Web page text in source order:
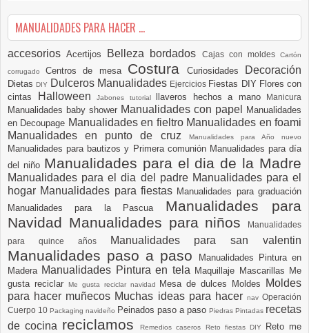
MANUALIDADES PARA HACER ...
accesoriosAcertijos Belleza bordados Cajas con moldesCartón
corrugadoCentros de mesa Costura Curiosidades Decoración
DietasDIY Dulceros Manualidades Ejercicios Fiestas DIY Flores con
cintas
Halloween Jabones tutorial llaveros hechos a mano Manicura
Manualidades baby shower Manualidades con papel
Manualidades
en Decoupage Manualidades en fieltro Manualidades en foami
Manualidades en punto de cruz
Manualidades para Año nuevo
Manualidades para bautizos y Primera comunión Manualidades para día
del niño Manualidades para el dia de la Madre
Manualidades para el dia del padre Manualidades para el
hogar Manualidades para fiestas Manualidades para graduación
Manualidades para la Pascua Manualidades para
Navidad Manualidades para niños
Manualidades
para quince años
Manualidades para san valentin
Manualidades paso a paso
Manualidades Pintura en
Madera Manualidades Pintura en tela Maquillaje Mascarillas Me
gusta reciclar
Me gusta reciclar navidad Mesa de dulces Moldes
Moldes
para hacer muñecos Muchas ideas para hacer nav Operación
Cuerpo 10 Packaging navideño Peinados paso a paso Piedras Pintadas recetas
de cocina reciclamosRemedios caseros Reto fiestas DIY
Reto me